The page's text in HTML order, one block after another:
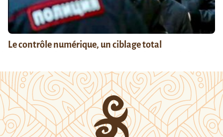
Le contrôle numérique, un ciblage total